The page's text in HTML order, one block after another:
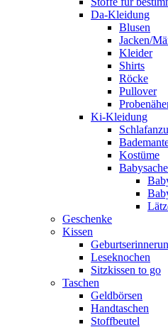
Da-Kleidung
Blusen
Jacken/
Kleider
Shirts
Röcke
Pullover
Ki-Kleidung
Kostüme
Geschenke
Kissen
Leseknochen
Sitzkissen to go
Taschen
Geldbörsen
Handtaschen
Stoffbeutel